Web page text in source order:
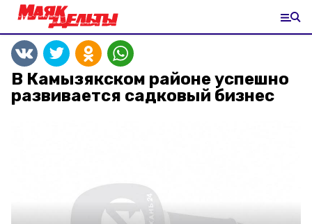
В Камызякском районе успешно
развивается садковый бизнес